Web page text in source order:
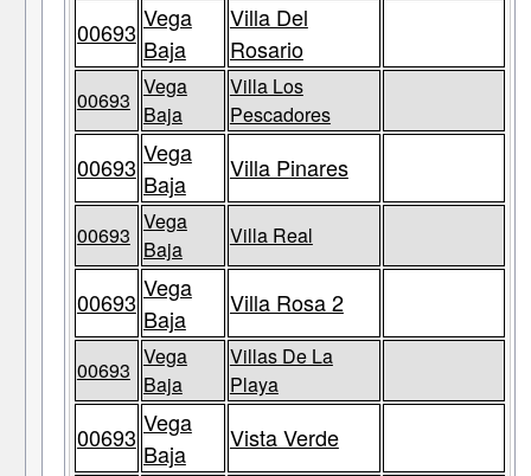
00693 Vega
Baja
Villa Del
Rosario
00693
Vega
Baja
Villa Los
Pescadores
00693 Vega
Baja
Villa Pinares
00693
Vega
Baja
Villa Real
00693 Vega
Baja
Villa Rosa 2
00693
Vega
Baja
Villas De La
Playa
00693 Vega
Baja
Vista Verde